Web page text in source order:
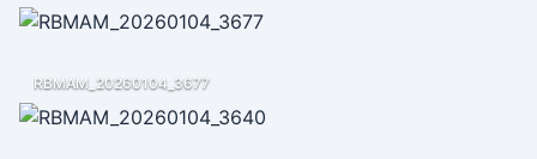
RBMAM_20260104_3677